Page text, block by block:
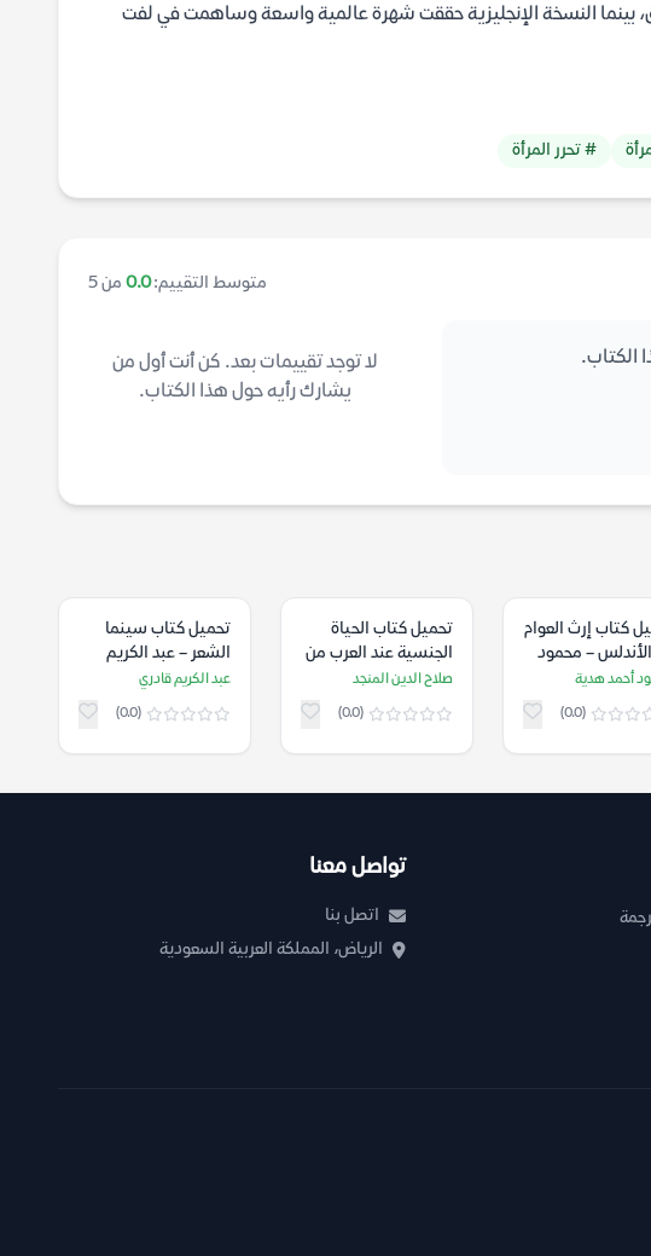
بينما النسخة الإنجليزية حققت شهرة عالمية واسعة وساهمت في لفت
# تحرر المرأة
متوسط التقييم:0.0 من 5
الكتاب.
لا توجد تقييمات بعد. كن أنت أول من
يشارك رأيه حول هذا الكتاب.
كتاب إرث العوام
– محمود
هدية
أحمد هدية
(0.0)
تحميل كتاب الحياة
الجنسية عند العرب من
الجاهلية إلى أواخر
القرن الرابع الهجري –
صلاح الدين المنجد
صلاح الدين المنجد
(0.0)
تحميل كتاب سينما
الشعر – عبد الكريم
قادري
عبد الكريم قادري
(0.0)
تواصل معنا
اتصل بنا
الرياض، المملكة العربية السعودية